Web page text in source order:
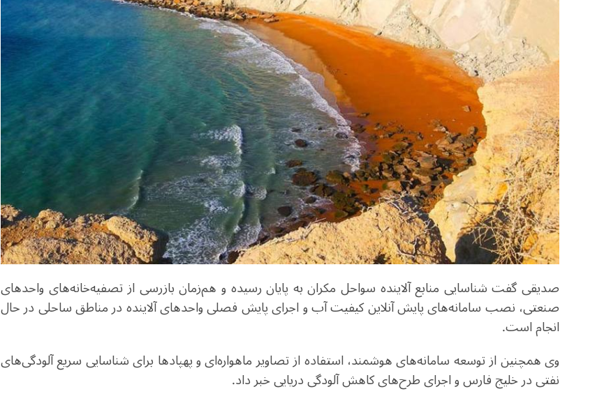
صدیقی گفت شناسایی منابع آلاینده سواحل مکران به پایان رسیده و هم‌زمان بازرسی از تصفیه‌خانه‌های واحدهای
صنعتی، نصب سامانه‌های پایش آنلاین کیفیت آب و اجرای پایش فصلی واحدهای آلاینده در مناطق ساحلی در حال
انجام است.
وی همچنین از توسعه سامانه‌های هوشمند، استفاده از تصاویر ماهواره‌ای و پهپادها برای شناسایی سریع آلودگی‌های
نفتی در خلیج فارس و اجرای طرح‌های کاهش آلودگی دریایی خبر داد.